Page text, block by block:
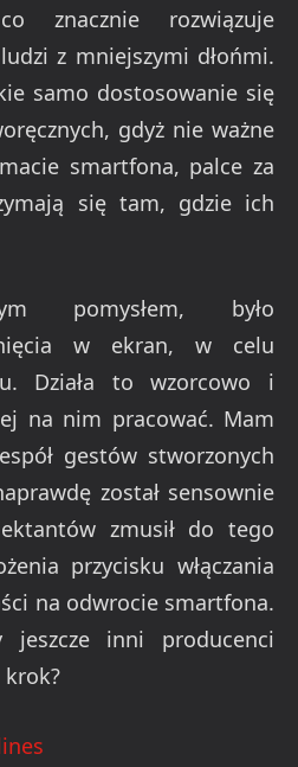
znacznie rozwiązuje
z mniejszymi dłońmi.
samo dostosowanie się
gdyż nie ważne
smartfona, palce za
się tam, gdzie ich
pomysłem, było
w ekran, w celu
Działa to wzorcowo i
na nim pracować. Mam
gestów stworzonych
został sensownie
zmusił do tego
przycisku włączania
na odwrocie smartfona.
jeszcze inni producenci